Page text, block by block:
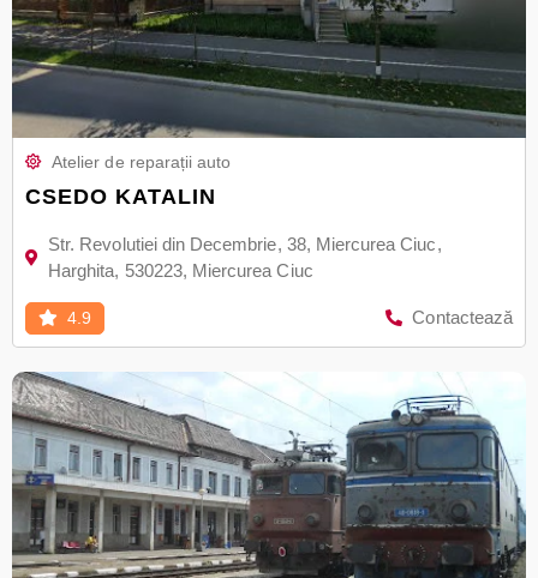
Atelier de reparații auto
CSEDO KATALIN
Str. Revolutiei din Decembrie, 38, Miercurea Ciuc,
Harghita, 530223, Miercurea Ciuc
4.9 Contactează